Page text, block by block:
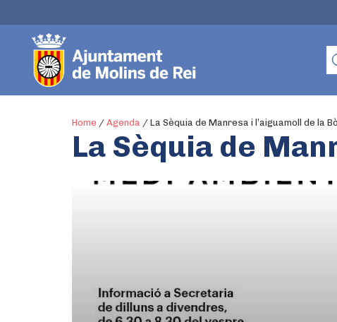
Home / Agenda / La Sèquia de Manresa i l’aiguamoll de la
La Sèquia de